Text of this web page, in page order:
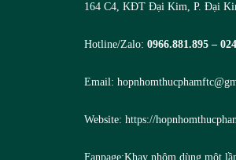
164 C4, KĐT Đại Kim, P. Đại
Hotline/Zalo: 0966.881.895 –
Email:
Website: https://
Fanpage:Khay nhôm dùng một